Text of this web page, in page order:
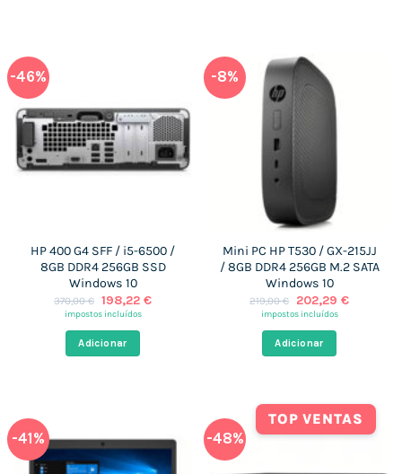
-46%
HP 400 G4 SFF / i5-6500 /
8GB DDR4 256GB SSD
Windows 10
370,00€ O
preço
era:
370,00 €.
198,22 €O
impostos incluídos
Adicionar
-8%
Mini PC HP T530 / GX-215JJ
/ 8GB DDR4 256GB M.2 SATA
Windows 10
219,00€
O
preço
era:
219,00 €.
202,29 €O
impostos incluídos
Adicionar
-41% -48%
TOP VENTAS